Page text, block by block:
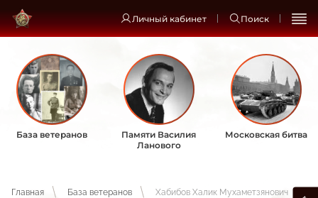
Личный кабинет Поиск
База ветеранов
Памяти Василия
Ланового
Московская битва
Главная База ветеранов Хабибов Халик Мухаметзянович